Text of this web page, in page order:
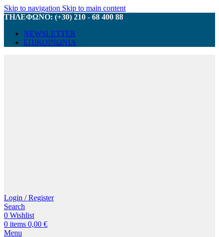
Skip to navigation Skip to main content
ΤΗΛΕΦΩΝΟ: (+30) 210 - 68 400 88
NEWSLETTER
ΕΠΙΚΟΙΝΩΝΙΑ
Login / Register
Search
0 Wishlist
0 items 0,00 €
Menu